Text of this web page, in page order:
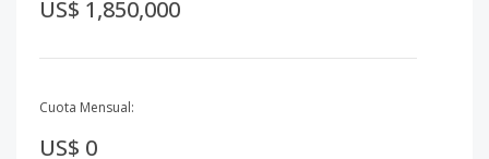
US$ 1,850,000
Cuota Mensual:
US$ 0